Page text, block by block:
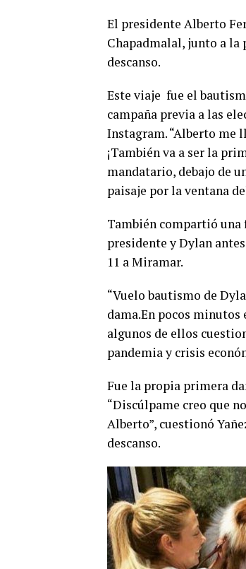
El presidente Alberto
Chapadmalal, junto a la
descanso.
Este viaje fue el
campaña previa a las
Instagram. “Alberto me
¡También va a ser la
mandatario, debajo de
paisaje por la ventana
También compartió
presidente y Dylan
11 a Miramar.
“Vuelo bautismo de
dama.En pocos
algunos de ellos
pandemia y crisis
Fue la propia primera
“Discúlpame creo que
Alberto”, cuestionó
descanso.